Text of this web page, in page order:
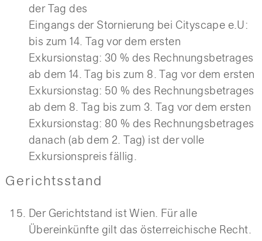
der Tag des
Eingangs der Stornierung bei Cityscape e.U:
bis zum 14. Tag vor dem ersten
Exkursionstag: 30 % des Rechnungsbetrages
ab dem 14. Tag bis zum 8. Tag vor dem ersten
Exkursionstag: 50 % des Rechnungsbetrages
ab dem 8. Tag bis zum 3. Tag vor dem ersten
Exkursionstag: 80 % des Rechnungsbetrages
danach (ab dem 2. Tag) ist der volle
Exkursionspreis fällig.
Gerichtsstand
Der Gerichtstand ist Wien. Für alle
Übereinkünfte gilt das österreichische Recht.